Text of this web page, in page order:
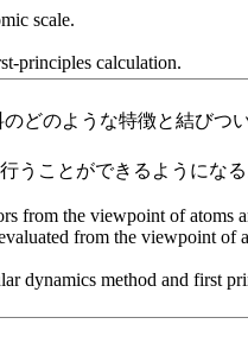
scale.
principles calculation.
どのような特徴と結びつ
うことができるようになる
from the viewpoint of atoms
from the viewpoint of
dynamics method and first